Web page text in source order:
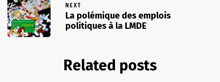
NEXT
La polémique des emplois
politiques à la LMDE
Related posts